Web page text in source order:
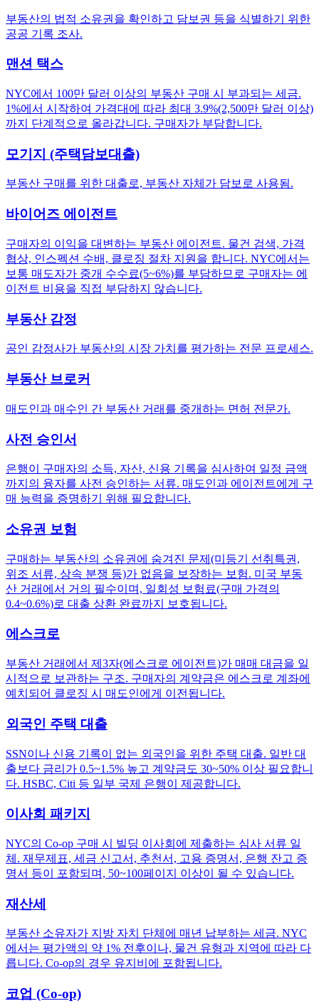
부동산의 법적 소유권을 확인하고 담보권 등을 식별하기 위한
공공 기록 조사.
맨션 택스
NYC에서 100만 달러 이상의 부동산 구매 시 부과되는 세금.
1%에서 시작하여 가격대에 따라 최대 3.9%(2,500만 달러 이상)
까지 단계적으로 올라갑니다. 구매자가 부담합니다.
모기지 (주택담보대출)
부동산 구매를 위한 대출로, 부동산 자체가 담보로 사용됨.
바이어즈 에이전트
구매자의 이익을 대변하는 부동산 에이전트. 물건 검색, 가격
협상, 인스펙션 수배, 클로징 절차 지원을 합니다. NYC에서는
보통 매도자가 중개 수수료(5~6%)를 부담하므로 구매자는 에
이전트 비용을 직접 부담하지 않습니다.
부동산 감정
공인 감정사가 부동산의 시장 가치를 평가하는 전문 프로세스.
부동산 브로커
매도인과 매수인 간 부동산 거래를 중개하는 면허 전문가.
사전 승인서
은행이 구매자의 소득, 자산, 신용 기록을 심사하여 일정 금액
까지의 융자를 사전 승인하는 서류. 매도인과 에이전트에게 구
매 능력을 증명하기 위해 필요합니다.
소유권 보험
구매하는 부동산의 소유권에 숨겨진 문제(미등기 선취특권,
위조 서류, 상속 분쟁 등)가 없음을 보장하는 보험. 미국 부동
산 거래에서 거의 필수이며, 일회성 보험료(구매 가격의
0.4~0.6%)로 대출 상환 완료까지 보호됩니다.
에스크로
부동산 거래에서 제3자(에스크로 에이전트)가 매매 대금을 일
시적으로 보관하는 구조. 구매자의 계약금은 에스크로 계좌에
예치되어 클로징 시 매도인에게 이전됩니다.
외국인 주택 대출
SSN이나 신용 기록이 없는 외국인을 위한 주택 대출. 일반 대
출보다 금리가 0.5~1.5% 높고 계약금도 30~50% 이상 필요합니
다. HSBC, Citi 등 일부 국제 은행이 제공합니다.
이사회 패키지
NYC의 Co-op 구매 시 빌딩 이사회에 제출하는 심사 서류 일
체. 재무제표, 세금 신고서, 추천서, 고용 증명서, 은행 잔고 증
명서 등이 포함되며, 50~100페이지 이상이 될 수 있습니다.
재산세
부동산 소유자가 지방 자치 단체에 매년 납부하는 세금. NYC
에서는 평가액의 약 1% 전후이나, 물건 유형과 지역에 따라 다
릅니다. Co-op의 경우 유지비에 포함됩니다.
코업 (Co-op)